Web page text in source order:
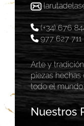
(+34) 676
977 627 711
Arte y
piezas hechas
todo el mundo.
Nuestros